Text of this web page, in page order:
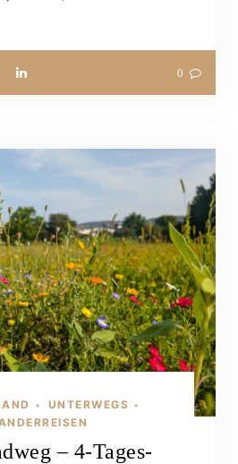
0
• UNTERWEGS •
– 4-Tages-